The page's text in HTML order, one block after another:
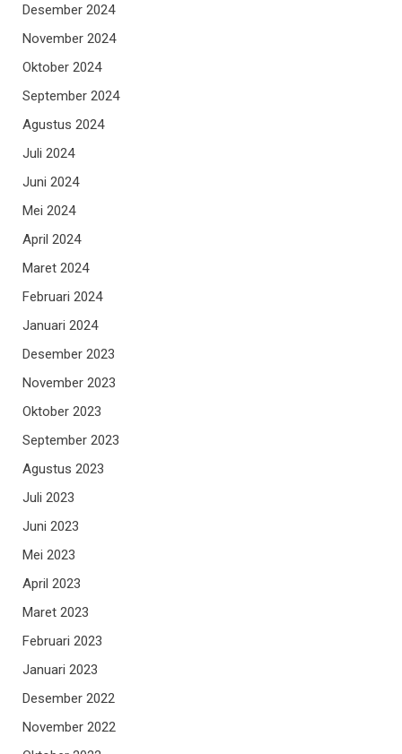
Desember 2024
November 2024
Oktober 2024
September 2024
Agustus 2024
Juli 2024
Juni 2024
Mei 2024
April 2024
Maret 2024
Februari 2024
Januari 2024
Desember 2023
November 2023
Oktober 2023
September 2023
Agustus 2023
Juli 2023
Juni 2023
Mei 2023
April 2023
Maret 2023
Februari 2023
Januari 2023
Desember 2022
November 2022